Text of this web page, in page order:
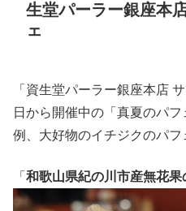
生堂パーラー銀座本
ェ
「資生堂パーラー銀座本店
日から開催中の「真夏のパ
例、大好物のイチジクのパフ
「 和歌山県紀の川市産無花果